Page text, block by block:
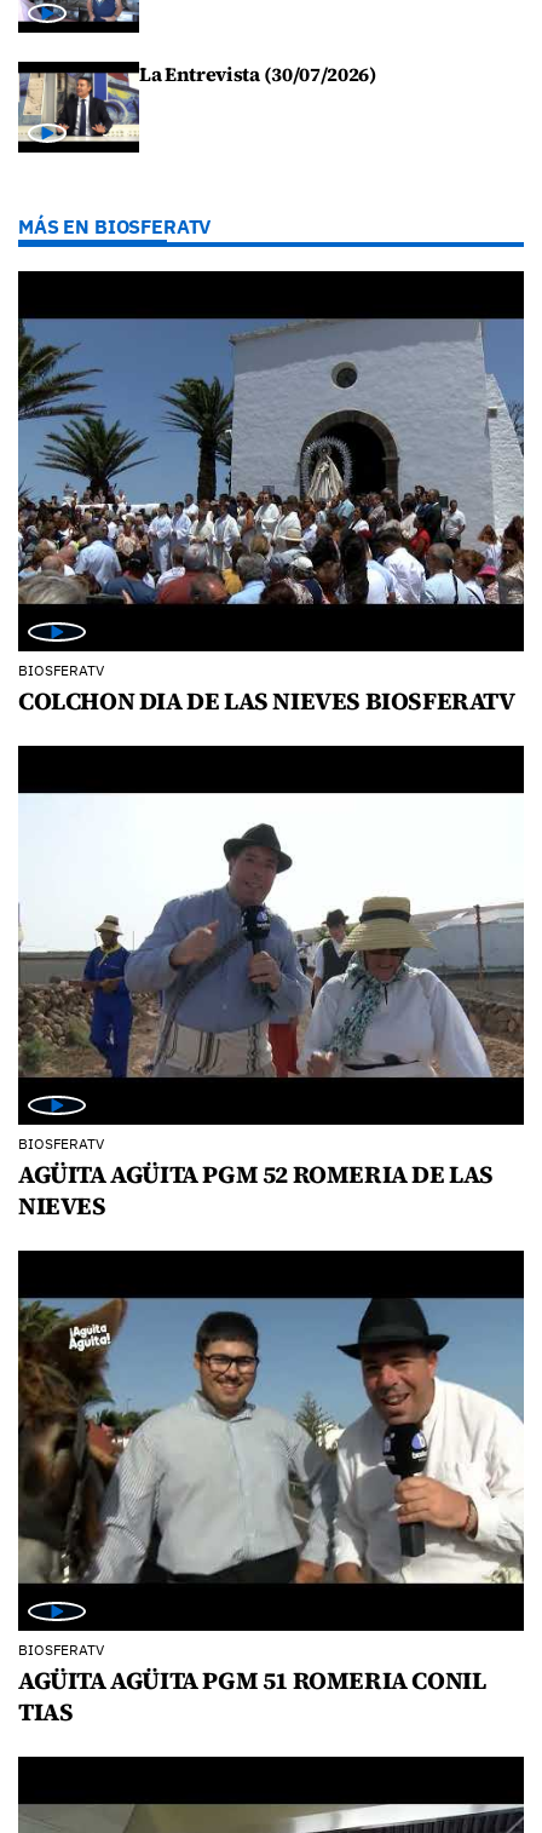
La Entrevista (30/07/2026)
MÁS EN BIOSFERATV
BIOSFERATV
COLCHON DIA DE LAS NIEVES BIOSFERATV
BIOSFERATV
AGÜITA AGÜITA PGM 52 ROMERIA DE LAS
NIEVES
BIOSFERATV
AGÜITA AGÜITA PGM 51 ROMERIA CONIL
TIAS